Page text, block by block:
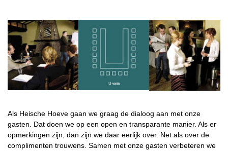
Als Heische Hoeve gaan we graag de dialoog aan met onze
gasten. Dat doen we op een open en transparante manier. Als er
opmerkingen zijn, dan zijn we daar eerlijk over. Net als over de
complimenten trouwens. Samen met onze gasten verbeteren we